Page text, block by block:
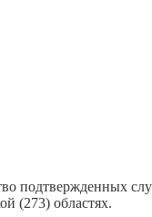
подтвержденных
(273) областях.